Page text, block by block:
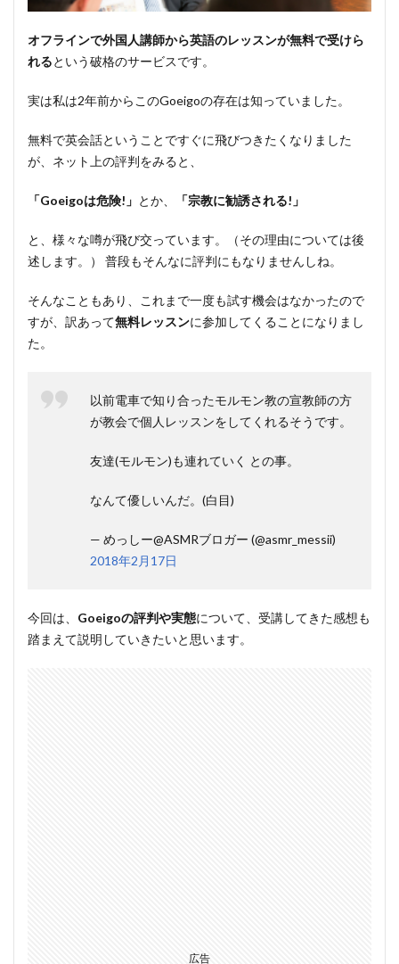
オフラインで外国人講師から英語のレッスンが無料で受けら
れるという破格のサービスです。
実は私は2年前からこのGoeigoの存在は知っていました。
無料で英会話ということですぐに飛びつきたくなりました
が、ネット上の評判をみると、
「Goeigoは危険!」 とか、 「宗教に勧誘される!」
と、様々な噂が飛び交っています。（その理由については後
述します。） 普段もそんなに評判にもなりませんしね。
そんなこともあり、これまで一度も試す機会はなかったので
すが、訳あって無料レッスンに参加してくることになりまし
た。
以前電車で知り合ったモルモン教の宣教師の方
が教会で個人レッスンをしてくれるそうです。
友達(モルモン)も連れていく との事。
なんて優しいんだ。(白目)
— めっしー@ASMRブロガー (@asmr_messii)
2018年2月17日
今回は、 Goeigoの評判や実態について、受講してきた感想も
踏まえて説明していきたいと思います。
広告